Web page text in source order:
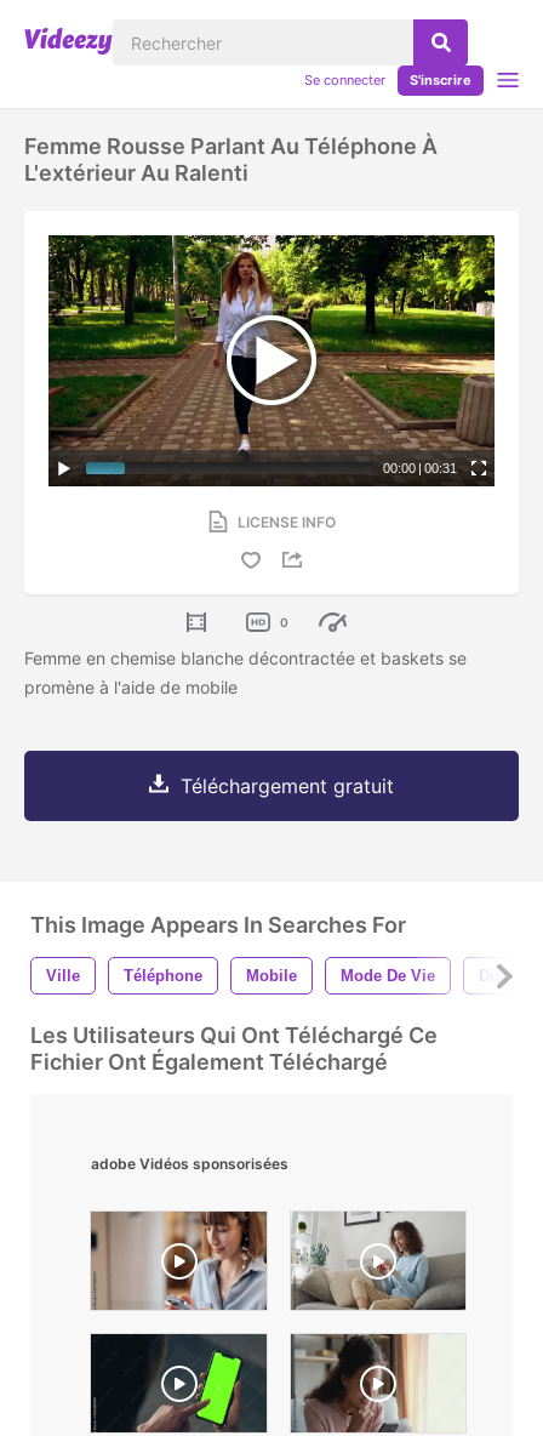
Se connecter S'inscrire
Femme Rousse Parlant Au Téléphone À
L'extérieur Au Ralenti
00:00 | 00:31
LICENSE INFO
0
Femme en chemise blanche décontractée et baskets se
promène à l'aide de mobile
Téléchargement gratuit
This Image Appears In Searches For
Ville Téléphone Mobile Mode De Vie
Les Utilisateurs Qui Ont Téléchargé Ce
Fichier Ont Également Téléchargé
adobe Vidéos sponsorisées